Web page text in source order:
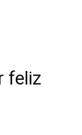
feliz